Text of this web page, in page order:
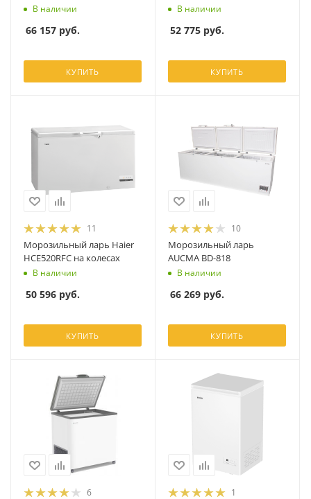
В наличии
66 157 руб.
КУПИТЬ
В наличии
52 775 руб.
КУПИТЬ
11
Морозильный ларь Haier
HCE520RFC на колесах
В наличии
50 596 руб.
КУПИТЬ
10
Морозильный ларь
AUCMA BD-818
В наличии
66 269 руб.
КУПИТЬ
6 1